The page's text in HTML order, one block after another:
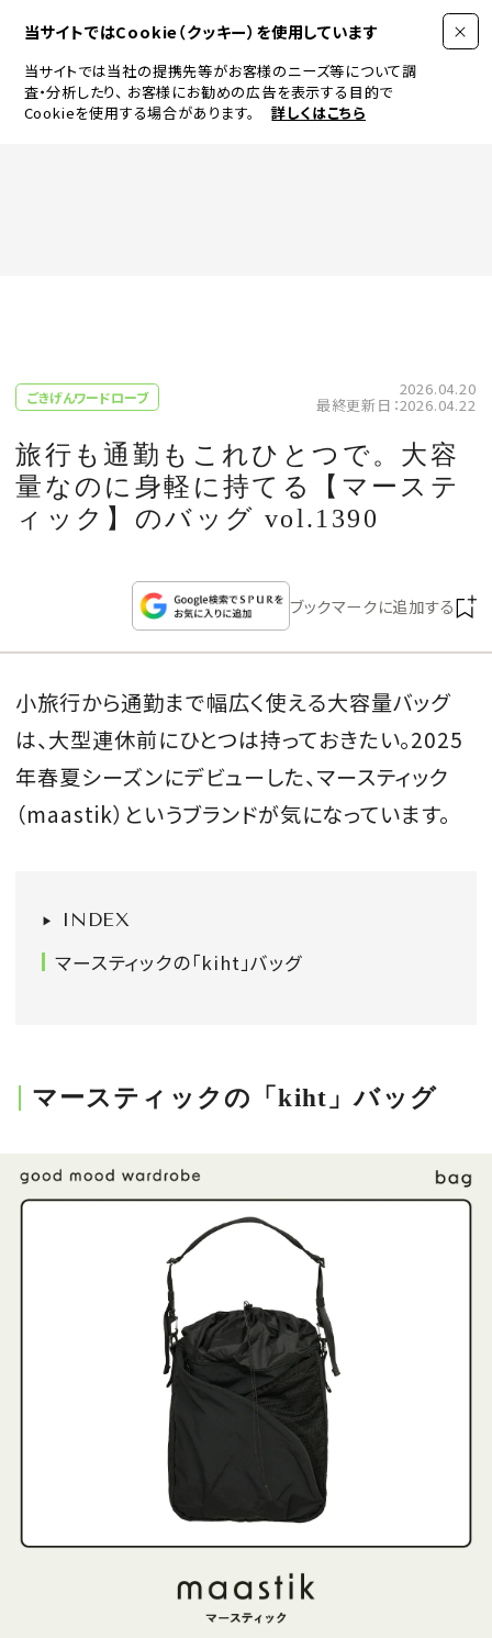
当サイトではCookie（クッキー）を使用しています
当サイトでは当社の提携先等がお客様のニーズ等について調
査・分析したり、 お客様にお勧めの広告を表示する目的で
Cookieを使用する場合があります。
詳しくはこちら
LIFESTYLE
CULTURE
COLLECTION
WEDDING
FORTUNE
SDGs
めます。
ログイン・新規会員登録
MAGAZINE
ごきげんワードローブ 2026.04.20
最終更新日：2026.04.22
旅行も通勤もこれひとつで。大容
量なのに身軽に持てる【マーステ
ィック】のバッグ vol.1390
ブックマークに追加する
小旅行から通勤まで幅広く使える大容量バッグ
は、大型連休前にひとつは持っておきたい。2025
年春夏シーズンにデビューした、マースティック
（maastik）というブランドが気になっています。
INDEX
マースティックの「kiht」バッグ
マースティックの「kiht」バッグ